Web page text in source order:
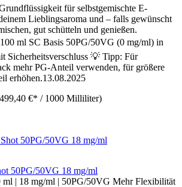
für selbstgemischte E-
Lieblingsaroma und – falls gewünscht
gut schütteln und genießen.
ml SC Basis 50PG/50VG (0 mg/ml) in
Sicherheitsverschluss 💡 Tipp: Für
mehr PG-Anteil verwenden, für größere
erhöhen.13.08.2025
€* / 1000 Milliliter)
50PG/50VG 18 mg/ml
ml | 18 mg/ml | 50PG/50VG Mehr Flexibilität